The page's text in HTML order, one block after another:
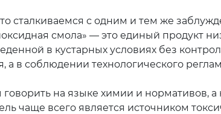
с одним и тем же
смола» — это единый продукт
в кустарных условиях без
в соблюдении технологического
на языке химии и нормативов,
чаще всего является источником